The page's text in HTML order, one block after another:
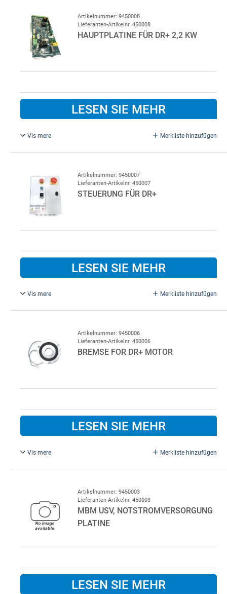
Artikelnummer: 9450008
Lieferanten-Artikelnr. 450008
HAUPTPLATINE FÜR DR+ 2,2 KW
LESEN SIE MEHR
Vis mere Merkliste hinzufügen
ohne Transformator, alte Ausführung.
Artikelnummer: 9450007
Lieferanten-Artikelnr. 450007
STEUERUNG FÜR DR+
LESEN SIE MEHR
Vis mere Merkliste hinzufügen
2,2KW mit display.
Artikelnummer: 9450006
Lieferanten-Artikelnr. 450006
BREMSE FOR DR+ MOTOR
LESEN SIE MEHR
Vis mere Merkliste hinzufügen
0,75/1,5 kW Motor. Bremse für DR+ Motor 0,75/1,5 kW
Artikelnummer: 9450003
Lieferanten-Artikelnr. 450003
MBM USV, NOTSTROMVERSORGUNG
PLATINE
LESEN SIE MEHR